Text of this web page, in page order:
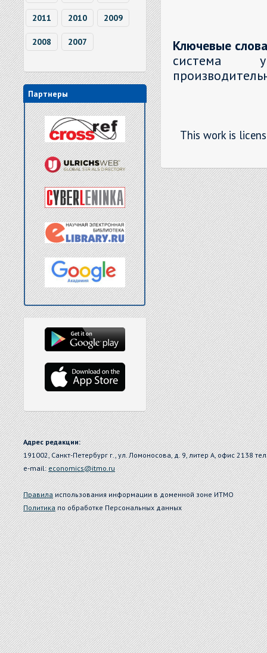
2011 2010 2009
2008 2007
Партнеры
Ключевые
система
This work is
Адрес редакции:
191002, Санкт-Петербург г., ул. Ломоносова, д. 9, литер А, офис 2138
e-mail:economics@itmo.ru
Правилаиспользования информации в доменной зоне ИТМО
Политикапо обработке Персональных данных